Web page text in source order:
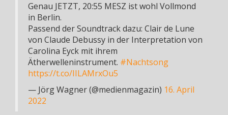
Genau JETZT, 20:55 MESZ ist wohl Vollmond
in Berlin.
Passend der Soundtrack dazu: Clair de Lune
von Claude Debussy in der Interpretation von
Carolina Eyck mit ihrem
Ätherwelleninstrument. #Nachtsong
https://t.co/IILAMrxOu5
— Jörg Wagner (@medienmagazin) 16. April
2022